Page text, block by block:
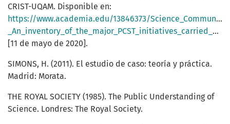
CRIST-UQAM. Disponible en:
https://www.academia.edu/13846373/
_An_inventory_of_the_major_PCST_initiatives_carried_out_in_Canada_2011_
[11 de mayo de 2020].
SIMONS, H. (2011). El estudio de caso: teoría y práctica.
Madrid: Morata.
THE ROYAL SOCIETY (1985). The Public Understanding of
Science. Londres: The Royal Society.